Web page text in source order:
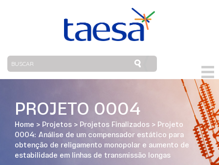
PROJETO 0004
Home > Projetos > Projetos Finalizados > Projeto
0004: Análise de um compensador estático para
obtenção de religamento monopolar e aumento de
estabilidade em linhas de transmissão longas